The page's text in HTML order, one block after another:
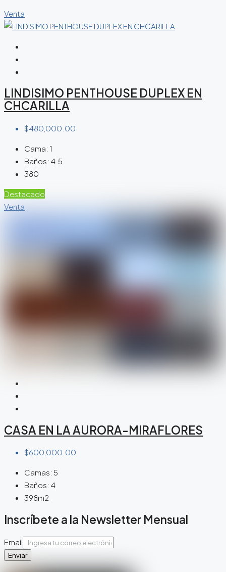
Venta
LINDISIMO PENTHOUSE DUPLEX EN
CHCARILLA
$480,000.00
Cama: 1
Baños: 4.5
380
Destacado
Venta
CASA EN LA AURORA-MIRAFLORES
$600,000.00
Camas: 5
Baños: 4
398m2
Inscríbete a la Newsletter Mensual
Email
Enviar